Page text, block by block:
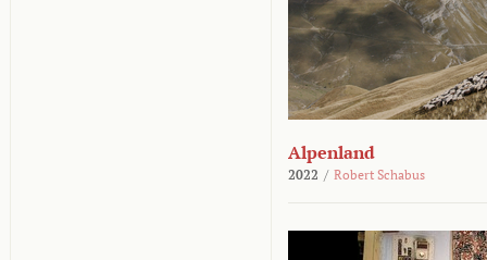
Alpenland
2022 / Robert Schabus